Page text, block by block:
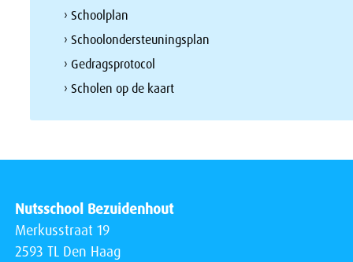
› Schoolplan
› Schoolondersteuningsplan
› Gedragsprotocol
› Scholen op de kaart
Nutsschool Bezuidenhout
Merkusstraat 19
2593 TL Den Haag